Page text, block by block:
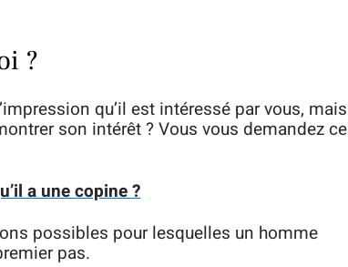
?
qu’il est intéressé par vous, mais
son intérêt ? Vous vous demandez ce
a une copine ?
possibles pour lesquelles un homme
pas.